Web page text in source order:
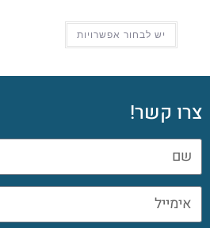
יש לבחור אפשרויות
צרו קשר!